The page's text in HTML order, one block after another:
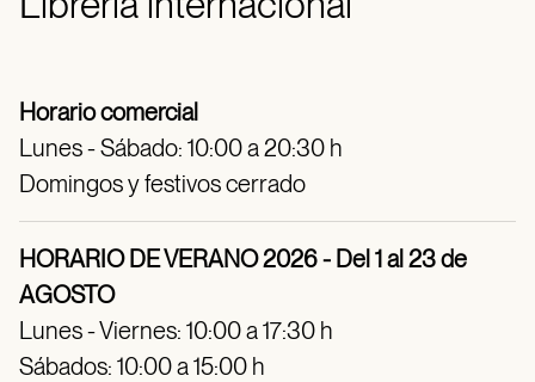
Horario comercial
Lunes - Sábado: 10:00 a 20:30 h
Domingos y festivos cerrado
HORARIO DE VERANO 2026 - Del 1 al 23 de
AGOSTO
Lunes - Viernes: 10:00 a 17:30 h
Sábados: 10:00 a 15:00 h